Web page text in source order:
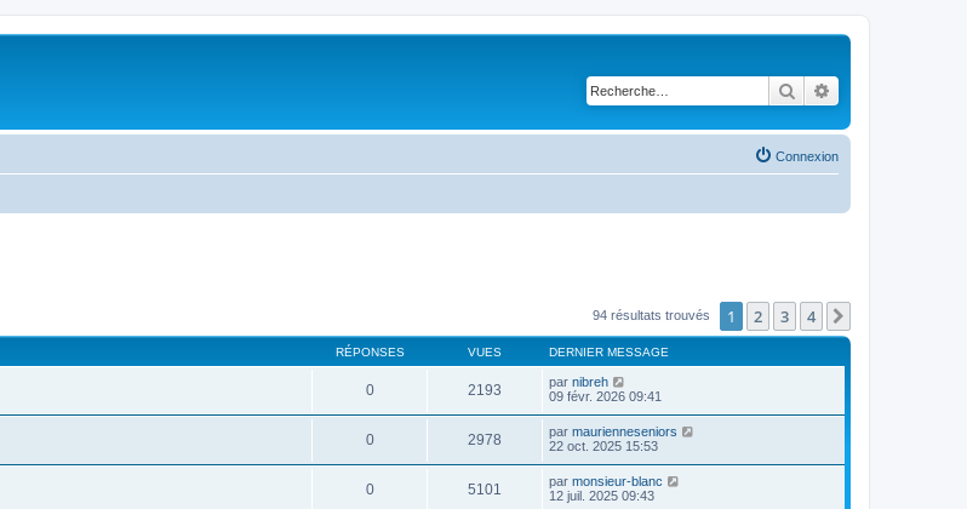
Rechercher
Connexion
94 résultats trouvés 1 2 3 4
RÉPONSES VUES DERNIER MESSAGE
0 2193 par nibreh
09 févr. 2026 09:41
0 2978 par maurienneseniors
22 oct. 2025 15:53
0 5101 par monsieur-blanc
12 juil. 2025 09:43